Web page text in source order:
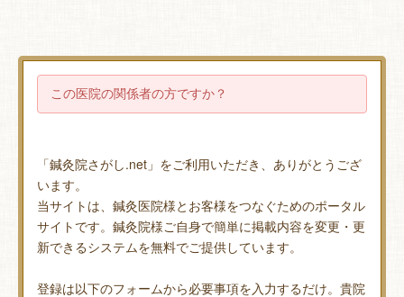
この医院の関係者の方ですか？
「鍼灸院さがし.net」をご利用いただき、ありがとうござ
います。
当サイトは、鍼灸医院様とお客様をつなぐためのポータル
サイトです。鍼灸院様ご自身で簡単に掲載内容を変更・更
新できるシステムを無料でご提供しています。
登録は以下のフォームから必要事項を入力するだけ。貴院